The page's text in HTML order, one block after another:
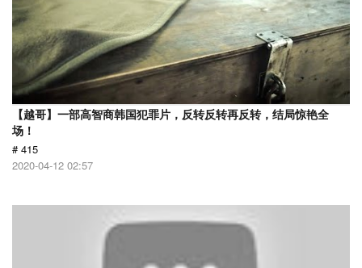
【越哥】一部高智商韩国犯罪片，反转反转再反转，结局惊艳全
场！
# 415
2020-04-12 02:57